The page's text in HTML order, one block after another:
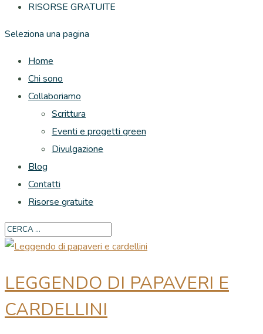
RISORSE GRATUITE
Seleziona una pagina
Home
Chi sono
Collaboriamo
Scrittura
Eventi e progetti green
Divulgazione
Blog
Contatti
Risorse gratuite
LEGGENDO DI PAPAVERI E
CARDELLINI